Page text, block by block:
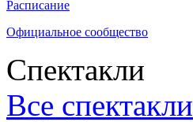
Расписание
Официальное сообщество
Спектакли
Все спектакли